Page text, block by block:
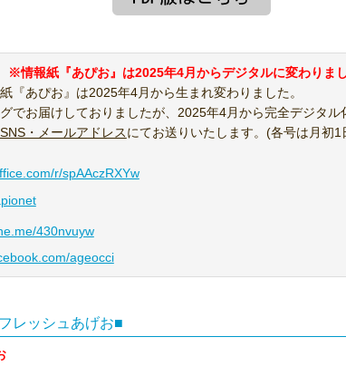
※情報紙『あぴお』は2025年4月からデジタルに変わりま
『あぴお』は2025年4月から生まれ変わりました。
でお届けしておりましたが、2025年4月から完全デジタル
・メールアドレスにてお送りいたします。(各号は月初1
r/spAAczRXYw
430nvuyw
ageocci
レッシュあげお■